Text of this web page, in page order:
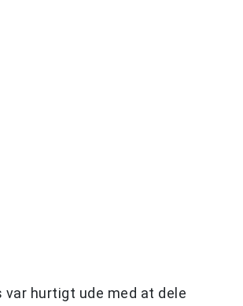
var hurtigt ude med at dele